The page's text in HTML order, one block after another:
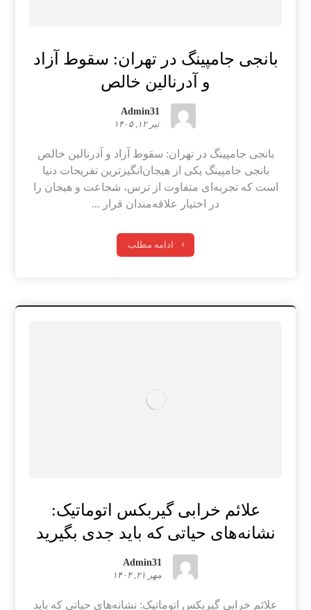
بانجی جامپینگ در تهران: سقوط آزاد
و آدرنالین خالص
Admin31
تیر ۱۲, ۱۴۰۵
بانجی جامپینگ در تهران: سقوط آزاد و آدرنالین خالص
بانجی جامپینگ یکی از هیجان‌انگیزترین تفریحات دنیا
است که تجربه‌ای متفاوت از ترس، شجاعت و هیجان را
در اختیار علاقه‌مندان قرار ...
ادامه مطلب
علائم خرابی گیربکس اتوماتیک:
نشانه‌های حیاتی که باید جدی بگیرید
Admin31
مهر ۲۱, ۱۴۰۴
علائم خرابی گیربکس اتوماتیک: نشانه‌های حیاتی که باید